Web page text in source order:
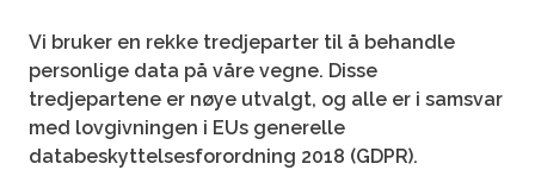
Vi bruker en rekke tredjeparter til å behandle
personlige data på våre vegne. Disse
tredjepartene er nøye utvalgt, og alle er i samsvar
med lovgivningen i EUs generelle
databeskyttelsesforordning 2018 (GDPR).